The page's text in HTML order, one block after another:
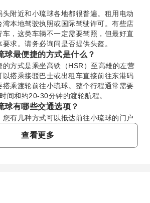
头附近和小琉球各地都很普遍。租用电动
本地驾驶执照或国际驾驶许可。有些店
，这类车辆不一定需要驾照，但最好直
求。请务必询问是否提供头盔。
球最便捷的方式是什么？
的方式是乘坐高铁（HSR）至高雄的左营
搭乘接驳巴士或出租车直接前往东港码
乘渡轮前往小琉球。整个行程通常需要
间和约20-30分钟的渡轮航程。
球有哪些交通选项？
您有几种方式可以抵达前往小琉球的门户
直接从车站搭乘接驳巴士（例如国光客
或者使用网约车服务。前往东港的车程大
东港出发，渡轮班次频繁，可以快速抵
生物多样性而闻名，尤其是绿蠵龟，在
查看更多